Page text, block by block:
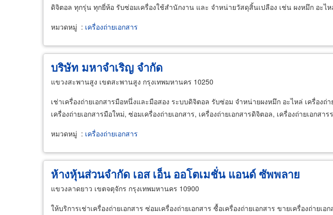
ดิจิตอล ทุกรุ่น ทุกยี่ห้อ รับซ่อมเครื่องใช้สำนักงาน และ จำหน่ายวัสดุสิ้นเปลือง เช่น ผงหมึก อะไห
หมวดหมู่ : เครื่องถ่ายเอกสาร
บริษัท มหาจำเริญ จำกัด
แขวงสะพานสูง เขตสะพานสูง กรุงเทพมหานคร 10250
เช่าเครื่องถ่ายเอกสารมือหนึ่งและมือสอง ระบบดิจิตอล รับซ่อม จำหน่ายผงหมึก อะไหล่ เครื่องถ่
เครื่องถ่ายเอกสารมือใหม่, ซ่อมเครื่องถ่ายเอกสาร, เครื่องถ่ายเอกสารดิจิตอล, เครื่องถ่ายเอกส
หมวดหมู่ : เครื่องถ่ายเอกสาร
ห้างหุ้นส่วนจำกัด เอส เอ็น ออโตเมชั่น แอนด์ ซัพพลาย
แขวงลาดยาว เขตจตุจักร กรุงเทพมหานคร 10900
ให้บริการเช่าเครื่องถ่ายเอกสาร ซ่อมเครื่องถ่ายเอกสาร ซื้อเครื่องถ่ายเอกสาร ขายเครื่องถ่